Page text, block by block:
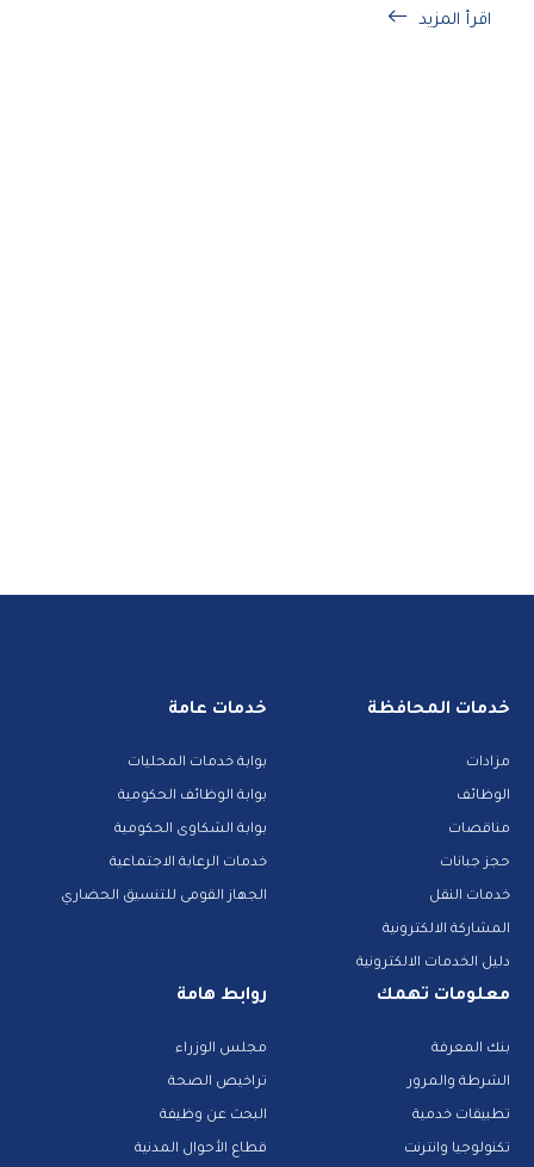
اقرأ المزيد
خدمات المحافظة
مزادات
الوظائف
مناقصات
حجز جبانات
خدمات النقل
المشاركة الالكترونية
دليل الخدمات الالكترونية
خدمات عامة
بوابة خدمات المحليات
بوابة الوظائف الحكومية
بوابة الشكاوى الحكومية
خدمات الرعاية الاجتماعية
الجهاز القومى للتنسيق الحضاري
معلومات تهمك
بنك المعرفة
الشرطة والمرور
تطبيقات خدمية
تكنولوجيا وانترنت
روابط هامة
مجلس الوزراء
تراخيص الصحة
البحث عن وظيفة
قطاع الأحوال المدنية